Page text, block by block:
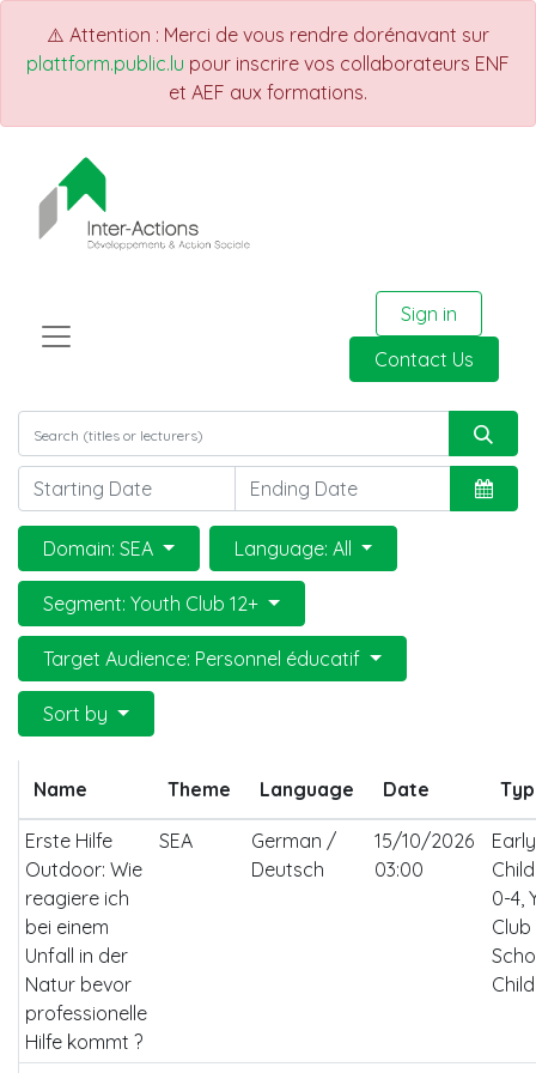
⚠️ Attention : Merci de vous rendre dorénavant sur
plattform.public.lu pour inscrire vos collaborateurs ENF
et AEF aux formations.
Sign in
Contact Us
Domain: SEA Language: All
Segment: Youth Club 12+
Target Audience: Personnel éducatif
Sort by
Name Theme Language Date
Erste Hilfe
Outdoor: Wie
reagiere ich
bei einem
Unfall in der
Natur bevor
professionelle
Hilfe kommt ?
SEA
German /
Deutsch
15/10/2026
03:00
Early
0-4,
Club